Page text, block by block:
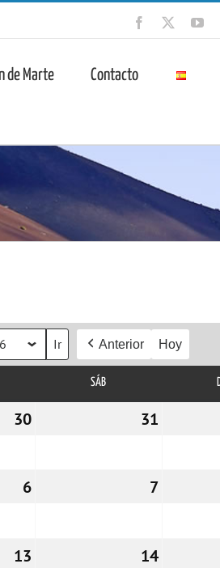
Facebook
de Marte Contacto
Anterior Hoy
SÁBSÁBADO
3030/10/2026 31
606/11/2026 707/11/
13 1414/11/